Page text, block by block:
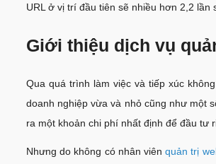
URL ở vị trí đầu tiên sẽ nhiều hơn 2,2 lần
Giới thiệu dịch vụ
Qua quá trình làm việc và tiếp xúc
doanh nghiệp vừa và nhỏ cũng như một
ra một khoản chi phí nhất định để đầu tư
Nhưng do không có nhân viênquản trị